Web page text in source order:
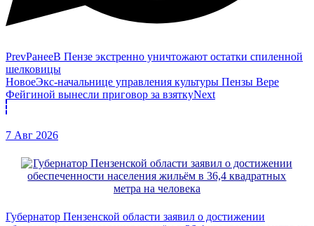
PrevРанееВ Пензе экстренно уничтожают остатки спиленной
шелковицы
НовоеЭкс-начальнице управления культуры Пензы Вере
Фейгиной вынесли приговор за взяткуNext
7 Авг 2026
Губернатор Пензенской области заявил о достижении